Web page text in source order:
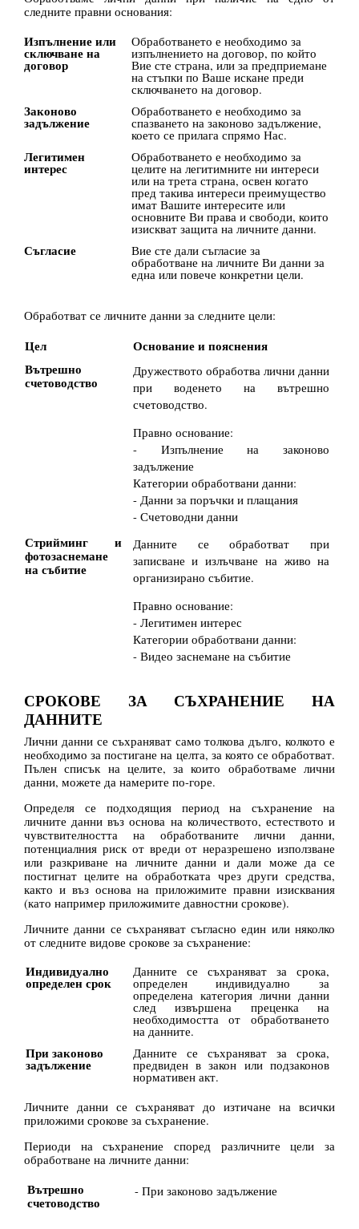
следните правни основания:
Изпълнение или
сключване на
договор
Обработването е необходимо за
изпълнението на договор, по който
Вие сте страна, или за предприемане
на стъпки по Ваше искане преди
сключването на договор.
Законово
задължение
Обработването е необходимо за
спазването на законово задължение,
което се прилага спрямо Нас.
Легитимен
интерес
Обработването е необходимо за
целите на легитимните ни интереси
или на трета страна, освен когато
пред такива интереси преимущество
имат Вашите интересите или
основните Ви права и свободи, които
изискват защита на личните данни.
Съгласие Вие сте дали съгласие за
обработване на личните Ви данни за
една или повече конкретни цели.
Обработват се личните данни за следните цели:
Цел
Основание и пояснения
Вътрешно
счетоводство
Дружеството обработва лични данни
при воденето на вътрешно
счетоводство.
Правно основание:
- Изпълнение на законово
задължение
Категории обработвани данни:
- Данни за поръчки и плащания
- Счетоводни данни
Стрийминг и
фотозаснемане
на събитие
Данните се обработват при
записване и излъчване на живо на
организирано събитие.
Правно основание:
- Легитимен интерес
Категории обработвани данни:
- Видео заснемане на събитие
СРОКОВЕ ЗА СЪХРАНЕНИЕ НА
ДАННИТЕ
Лични данни се съхраняват само толкова дълго, колкото е
необходимо за постигане на целта, за която се обработват.
Пълен списък на целите, за които обработваме лични
данни, можете да намерите по-горе.
Определя се подходящия период на съхранение на
личните данни въз основа на количеството, естеството и
чувствителността на обработваните лични данни,
потенциалния риск от вреди от неразрешено използване
или разкриване на личните данни и дали може да се
постигнат целите на обработката чрез други средства,
както и въз основа на приложимите правни изисквания
(като например приложимите давностни срокове).
Личните данни се съхраняват съгласно един или няколко
от следните видове срокове за съхранение:
Индивидуално
определен срок
Данните се съхраняват за срока,
определен индивидуално за
определена категория лични данни
след извършена преценка на
необходимостта от обработването
на данните.
При законово
задължение
Данните се съхраняват за срока,
предвиден в закон или подзаконов
нормативен акт.
Личните данни се съхраняват до изтичане на всички
приложими срокове за съхранение.
Периоди на съхранение според различните цели за
обработване на личните данни:
Вътрешно
счетоводство
- При законово задължение